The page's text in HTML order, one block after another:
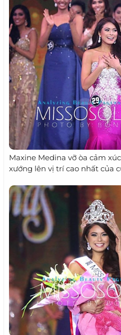
Maxine Medina vỡ òa cảm
xướng lên vị trí cao nhất của